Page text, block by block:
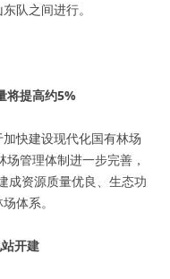
队之间进行。
将提高约5%
快建设现代化国有林场
管理体制进一步完善，
成资源质量优良、生态功
体系。
开建